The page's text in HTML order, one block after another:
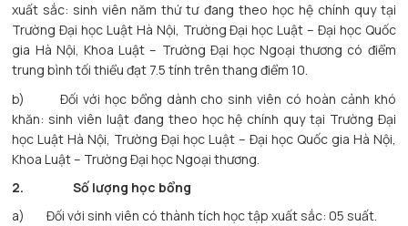
xuất sắc: sinh viên năm thứ tư đang theo học hệ chính quy tại
Trường Đại học Luật Hà Nội, Trường Đại học Luật – Đại học Quốc
gia Hà Nội, Khoa Luật – Trường Đại học Ngoại thương có điểm
trung bình tối thiểu đạt 7.5 tính trên thang điểm 10.
b) Đối với học bổng dành cho sinh viên có hoàn cảnh khó
khăn: sinh viên luật đang theo học hệ chính quy tại Trường Đại
học Luật Hà Nội, Trường Đại học Luật – Đại học Quốc gia Hà Nội,
Khoa Luật – Trường Đại học Ngoại thương.
2.
Số lượng học bổng
a) Đối với sinh viên có thành tích học tập xuất sắc: 05 suất.